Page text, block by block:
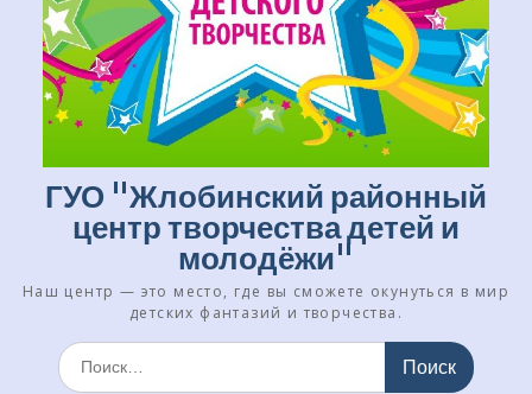
ГУО "Жлобинский районный
центр творчества детей и
молодёжи"
Наш центр — это место, где вы сможете окунуться в мир
детских фантазий и творчества.
Искать: